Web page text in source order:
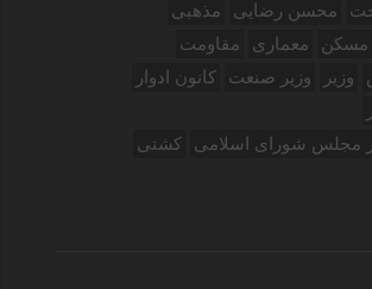
محسن رضایی
مذهبی
مسکن معماری
مقاومت
وزیر وزیر صنعت
کانون ادوار
مجلس شورای اسلامی
کشتی